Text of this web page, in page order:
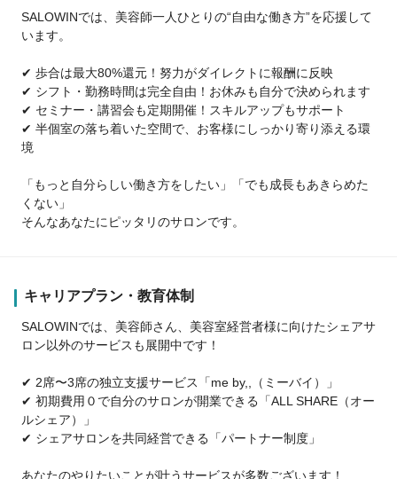
SALOWINでは、美容師一人ひとりの“自由な働き方”を応援して
います。
✔ 歩合は最大80%還元！努力がダイレクトに報酬に反映
✔ シフト・勤務時間は完全自由！お休みも自分で決められます
✔ セミナー・講習会も定期開催！スキルアップもサポート
✔ 半個室の落ち着いた空間で、お客様にしっかり寄り添える環
境
「もっと自分らしい働き方をしたい」「でも成長もあきらめた
くない」
そんなあなたにピッタリのサロンです。
キャリアプラン・教育体制
SALOWINでは、美容師さん、美容室経営者様に向けたシェアサ
ロン以外のサービスも展開中です！
✔ 2席〜3席の独立支援サービス「me by,,（ミーバイ）」
✔ 初期費用０で自分のサロンが開業できる「ALL SHARE（オー
ルシェア）」
✔ シェアサロンを共同経営できる「パートナー制度」
あなたのやりたいことが叶うサービスが多数ございます！